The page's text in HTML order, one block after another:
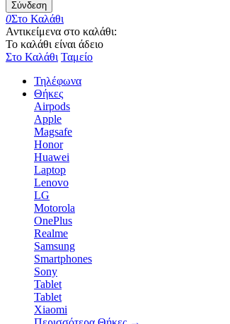
Σύνδεση
0Στο Καλάθι
Αντικείμενα στο καλάθι:
Το καλάθι είναι άδειο
Στο Καλάθι Ταμείο
Τηλέφωνα
Θήκες
Airpods
Apple
Magsafe
Honor
Huawei
Laptop
Lenovo
LG
Motorola
OnePlus
Realme
Samsung
Smartphones
Sony
Tablet
Tablet
Xiaomi